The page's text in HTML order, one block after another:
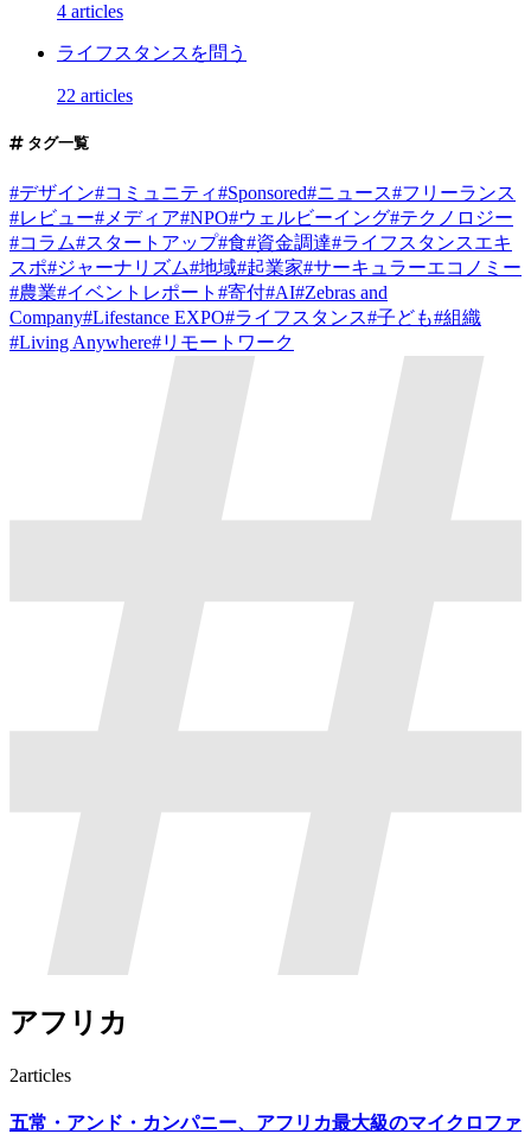
4 articles
ライフスタンスを問う
22 articles
タグ一覧
#デザイン#コミュニティ#Sponsored#ニュース#フリーランス
#レビュー# メディア#NPO#ウェルビーイング#テクノロジー
#コラム#スタートアップ#食#資金調達#ライフスタンスエキ
スポ#ジャーナリズム#地域#起業家#サーキュラーエコノミー
#農業#イベントレポート #寄付#AI#Zebras and
Company#Lifestance EXPO#ライフスタンス#子ども#組織
#Living Anywhere#リモートワーク
アフリカ
2articles
五常・アンド・カンパニー、アフリカ最大級のマイクロファ